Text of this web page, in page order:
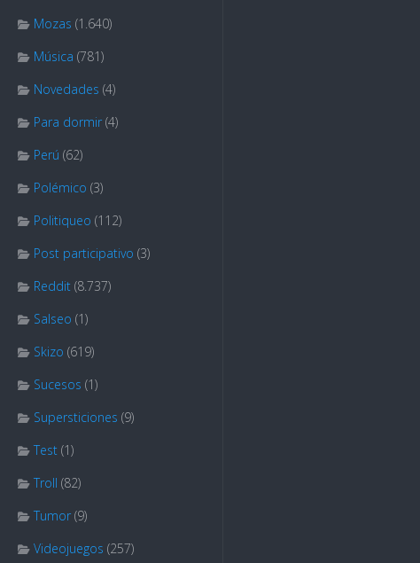
Mozas (1.640)
Música (781)
Novedades (4)
Para dormir (4)
Perú (62)
Polémico (3)
Politiqueo (112)
Post participativo (3)
Reddit (8.737)
Salseo (1)
Skizo (619)
Sucesos (1)
Supersticiones (9)
Test (1)
Troll (82)
Tumor (9)
Videojuegos (257)